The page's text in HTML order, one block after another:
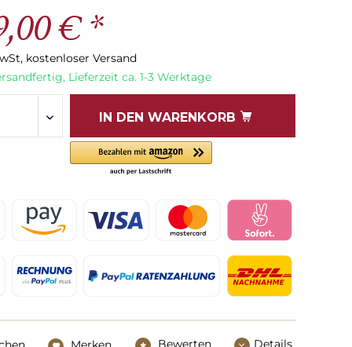
€ *
kostenloser Versand
Lieferzeit ca. 1-3 Werktage
IN DEN WARENKORB
Bewerten Details